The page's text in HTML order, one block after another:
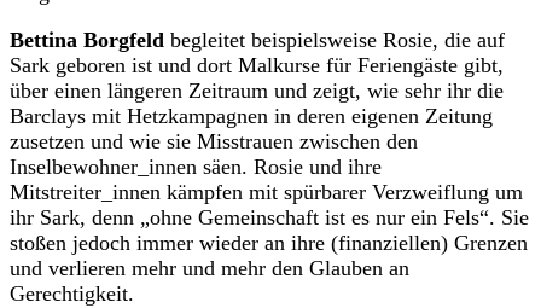
Bettina Borgfeld begleitet beispielsweise Rosie, die auf
Sark geboren ist und dort Malkurse für Feriengäste gibt,
über einen längeren Zeitraum und zeigt, wie sehr ihr die
Barclays mit Hetzkampagnen in deren eigenen Zeitung
zusetzen und wie sie Misstrauen zwischen den
Inselbewohner_innen säen. Rosie und ihre
Mitstreiter_innen kämpfen mit spürbarer Verzweiflung um
ihr Sark, denn „ohne Gemeinschaft ist es nur ein Fels“. Sie
stoßen jedoch immer wieder an ihre (finanziellen) Grenzen
und verlieren mehr und mehr den Glauben an
Gerechtigkeit.